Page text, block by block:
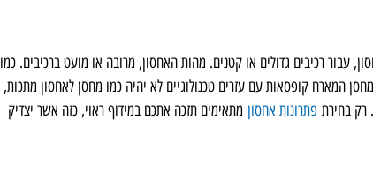
עבור רכיבים גדולים או קטנים. מהות האחסון, מרובה או מועט ברכיבים. כמו
המארח קופסאות עם עזרים טכנולוגיים לא יהיה כמו מחסן לאחסון מתכות,
רק בחירת פתרונות אחסון מתאימים תזכה אתכם במידוף ראוי, כזה אשר יצדיק